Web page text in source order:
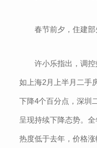
春节前夕，住建部
许小乐指出，调控
如上海2月上半月二手
下降4个百分点，深圳
呈现持续下降态势。
热度低于去年，价格涨